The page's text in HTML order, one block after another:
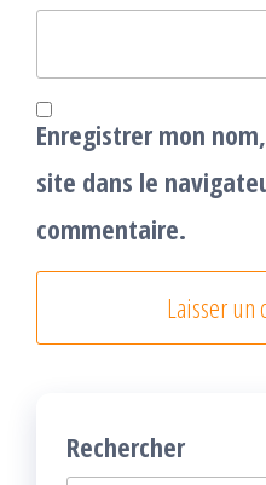
Enregistrer mon
site dans le
commentaire.
Rechercher